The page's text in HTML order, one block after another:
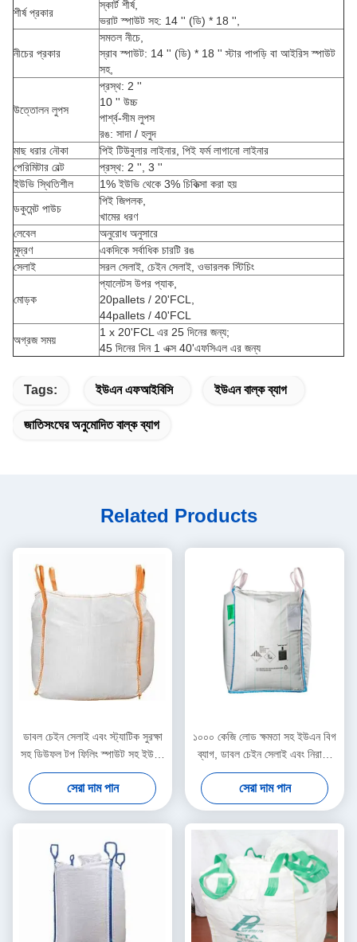
শীর্ষ প্রকার
স্কার্ট শীর্ষ,
ভরাট স্পাউট সহ: 14 '' (ডি) * 18 '',
নীচের প্রকার
সমতল নীচে,
স্রাব স্পাউট: 14 '' (ডি) * 18 '' স্টার পাপড়ি বা আইরিস স্পাউট
সহ,
উত্তোলন লুপস
প্রস্থ: 2 ''
10 '' উচ্চ
পার্শ্ব-সীম লুপস
রঙ: সাদা / হলুদ
মাছ ধরার নৌকা
পিই টিউবুলার লাইনার, পিই ফর্ম লাগানো লাইনার
পেরিমিটার বেল্ট
প্রস্থ: 2 '', 3 ''
ইউভি স্থিতিশীল
1% ইউভি থেকে 3% চিকিত্সা করা হয়
ডকুমেন্ট পাউচ
পিই জিপলক,
খামের ধরণ
লেবেল
অনুরোধ অনুসারে
মুদ্রণ
একদিকে সর্বাধিক চারটি রঙ
সেলাই
সরল সেলাই, চেইন সেলাই, ওভারলক স্টিচিং
মোড়ক
প্যালেটস উপর প্যাক,
20pallets / 20'FCL,
44pallets / 40'FCL
অগ্রজ সময়
1 x 20'FCL এর 25 দিনের জন্য;
45 দিনের দিন 1 এক্স 40'এফসিএল এর জন্য
Tags: ইউএন এফআইবিসি ইউএন বাল্ক ব্যাগ
জাতিসংঘের অনুমোদিত বাল্ক ব্যাগ
Related Products
ডাবল চেইন সেলাই এবং স্ট্যাটিক সুরক্ষা
সহ ডিউফল টপ ফিলিং স্পাউট সহ ইউএন
বিগ ব্যাগ, নিরাপদ বাল্ক প্যাকেজিংয়ের
জন্য
সেরা দাম পান
১০০০ কেজি লোড ক্ষমতা সহ ইউএন বিগ
ব্যাগ, ডাবল চেইন সেলাই এবং নিরাপদ
উপাদান হ্যান্ডলিংয়ের জন্য নীল লুপ রঙ
সেরা দাম পান